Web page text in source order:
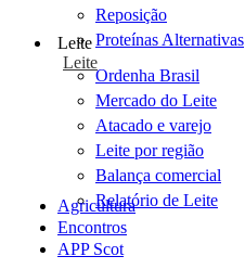
Reposição
Proteínas Alternativas
Leite
Leite
Ordenha Brasil
Mercado do Leite
Atacado e varejo
Leite por região
Balança comercial
Relatório de Leite
Agricultura
Encontros
APP Scot